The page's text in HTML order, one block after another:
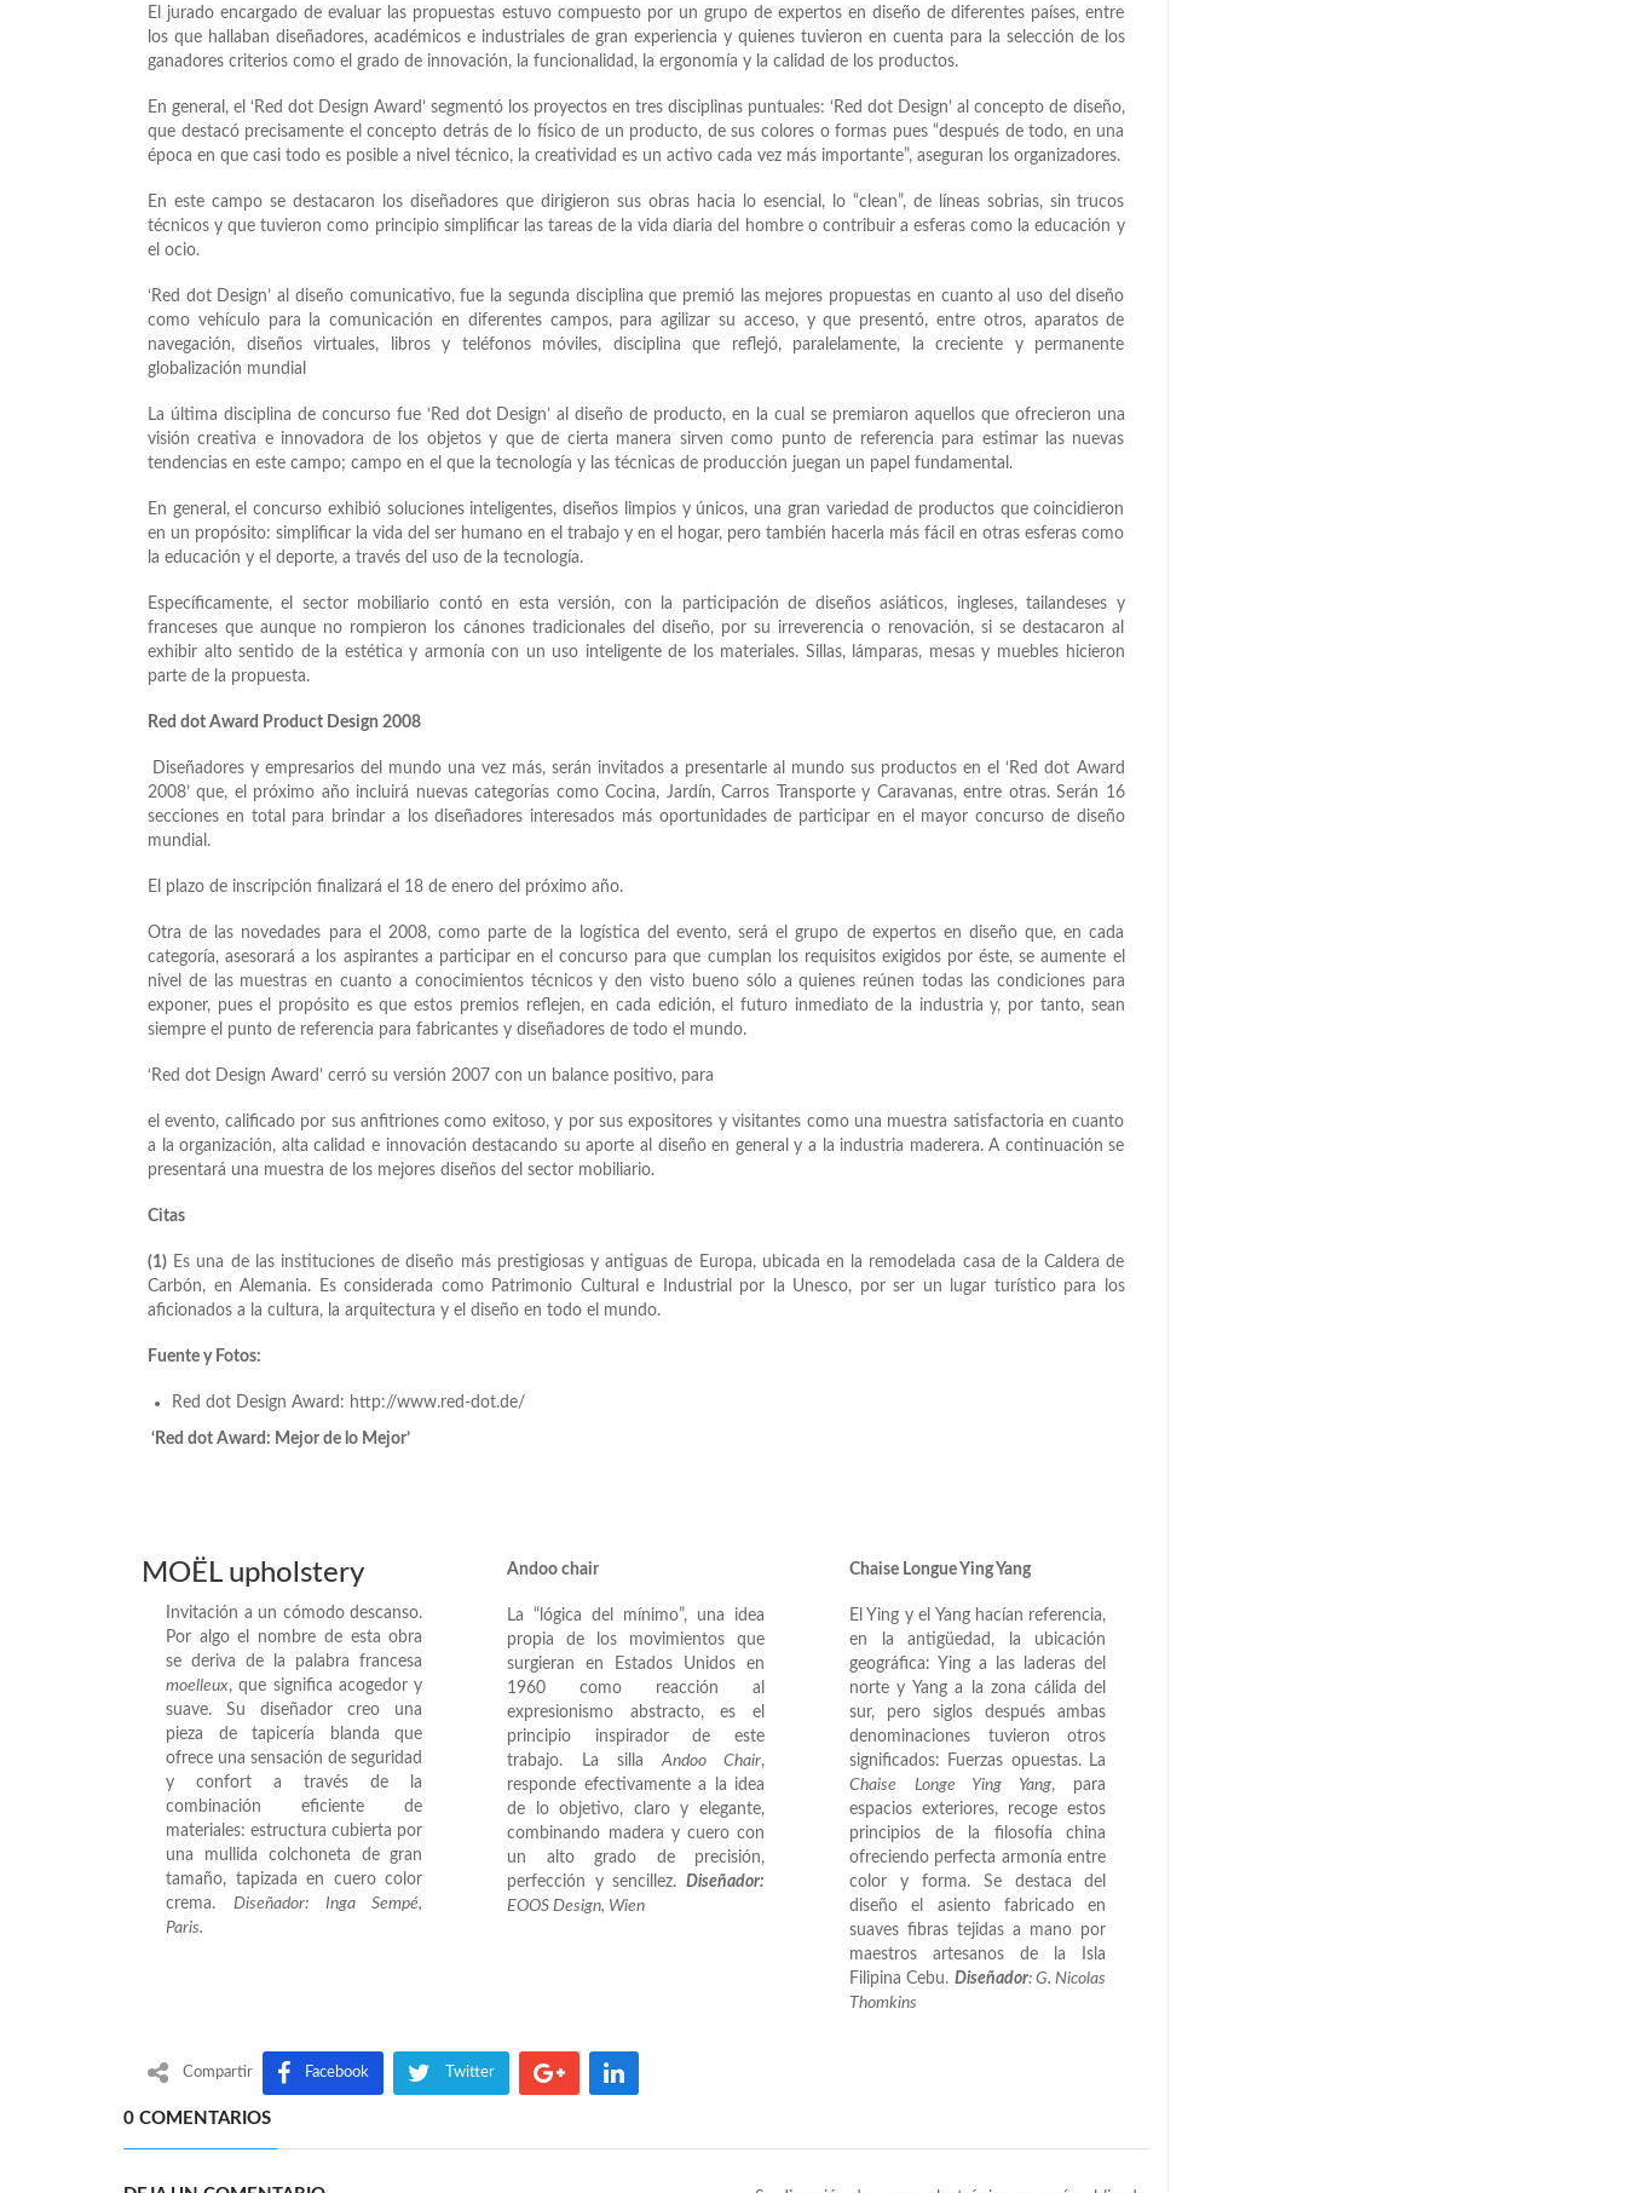
El jurado encargado de evaluar las propuestas estuvo compuesto por un grupo de expertos en diseño de diferentes países, entre
los que hallaban diseñadores, académicos e industriales de gran experiencia y quienes tuvieron en cuenta para la selección de los
ganadores criterios como el grado de innovación, la funcionalidad, la ergonomía y la calidad de los productos.
En general, el ‘Red dot Design Award’ segmentó los proyectos en tres disciplinas puntuales: ‘Red dot Design’ al concepto de diseño,
que destacó precisamente el concepto detrás de lo físico de un producto, de sus colores o formas pues “después de todo, en una
época en que casi todo es posible a nivel técnico, la creatividad es un activo cada vez más importante”, aseguran los organizadores.
En este campo se destacaron los diseñadores que dirigieron sus obras hacia lo esencial, lo “clean”, de líneas sobrias, sin trucos
técnicos y que tuvieron como principio simplificar las tareas de la vida diaria del hombre o contribuir a esferas como la educación y
el ocio.
‘Red dot Design’ al diseño comunicativo, fue la segunda disciplina que premió las mejores propuestas en cuanto al uso del diseño
como vehículo para la comunicación en diferentes campos, para agilizar su acceso, y que presentó, entre otros, aparatos de
navegación, diseños virtuales, libros y teléfonos móviles, disciplina que reflejó, paralelamente, la creciente y permanente
globalización mundial
La última disciplina de concurso fue ‘Red dot Design’ al diseño de producto, en la cual se premiaron aquellos que ofrecieron una
visión creativa e innovadora de los objetos y que de cierta manera sirven como punto de referencia para estimar las nuevas
tendencias en este campo; campo en el que la tecnología y las técnicas de producción juegan un papel fundamental.
En general, el concurso exhibió soluciones inteligentes, diseños limpios y únicos, una gran variedad de productos que coincidieron
en un propósito: simplificar la vida del ser humano en el trabajo y en el hogar, pero también hacerla más fácil en otras esferas como
la educación y el deporte, a través del uso de la tecnología.
Específicamente, el sector mobiliario contó en esta versión, con la participación de diseños asiáticos, ingleses, tailandeses y
franceses que aunque no rompieron los cánones tradicionales del diseño, por su irreverencia o renovación, si se destacaron al
exhibir alto sentido de la estética y armonía con un uso inteligente de los materiales. Sillas, lámparas, mesas y muebles hicieron
parte de la propuesta.
Red dot Award Product Design 2008
Diseñadores y empresarios del mundo una vez más, serán invitados a presentarle al mundo sus productos en el ‘Red dot Award
2008’ que, el próximo año incluirá nuevas categorías como Cocina, Jardín, Carros Transporte y Caravanas, entre otras. Serán 16
secciones en total para brindar a los diseñadores interesados más oportunidades de participar en el mayor concurso de diseño
mundial.
El plazo de inscripción finalizará el 18 de enero del próximo año.
Otra de las novedades para el 2008, como parte de la logística del evento, será el grupo de expertos en diseño que, en cada
categoría, asesorará a los aspirantes a participar en el concurso para que cumplan los requisitos exigidos por éste, se aumente el
nivel de las muestras en cuanto a conocimientos técnicos y den visto bueno sólo a quienes reúnen todas las condiciones para
exponer, pues el propósito es que estos premios reflejen, en cada edición, el futuro inmediato de la industria y, por tanto, sean
siempre el punto de referencia para fabricantes y diseñadores de todo el mundo.
‘Red dot Design Award’ cerró su versión 2007 con un balance positivo, para
el evento, calificado por sus anfitriones como exitoso, y por sus expositores y visitantes como una muestra satisfactoria en cuanto
a la organización, alta calidad e innovación destacando su aporte al diseño en general y a la industria maderera. A continuación se
presentará una muestra de los mejores diseños del sector mobiliario.
Citas
(1) Es una de las instituciones de diseño más prestigiosas y antiguas de Europa, ubicada en la remodelada casa de la Caldera de
Carbón, en Alemania. Es considerada como Patrimonio Cultural e Industrial por la Unesco, por ser un lugar turístico para los
aficionados a la cultura, la arquitectura y el diseño en todo el mundo.
Fuente y Fotos:
Red dot Design Award: http://www.red-dot.de/
‘Red dot Award: Mejor de lo Mejor’
MOËL upholstery
Invitación a un cómodo descanso.
Por algo el nombre de esta obra
se deriva de la palabra francesa
moelleux, que significa acogedor y
suave. Su diseñador creo una
pieza de tapicería blanda que
ofrece una sensación de seguridad
y confort a través de la
combinación eficiente de
materiales: estructura cubierta por
una mullida colchoneta de gran
tamaño, tapizada en cuero color
crema. Diseñador: Inga Sempé,
Paris.
Andoo chair
La “lógica del mínimo”, una idea
propia de los movimientos que
surgieran en Estados Unidos en
1960 como reacción al
expresionismo abstracto, es el
principio inspirador de este
trabajo. La sillaAndoo Chair,
responde efectivamente a la idea
de lo objetivo, claro y elegante,
combinando madera y cuero con
un alto grado de precisión,
perfección y sencillez. Diseñador:
EOOS Design, Wien
Chaise Longue Ying Yang
El Ying y el Yang hacían referencia,
en la antigüedad, la ubicación
geográfica: Ying a las laderas del
norte y Yang a la zona cálida del
sur, pero siglos después ambas
denominaciones tuvieron otros
significados: Fuerzas opuestas. La
Chaise Longe Ying Yang, para
espacios exteriores, recoge estos
principios de la filosofía china
ofreciendo perfecta armonía entre
color y forma. Se destaca del
diseño el asiento fabricado en
suaves fibras tejidas a mano por
maestros artesanos de la Isla
Filipina Cebu. Diseñador: G. Nicolas
Thomkins
Compartir Facebook Twitter
0 COMENTARIOS